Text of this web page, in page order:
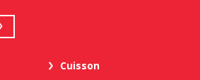
Cuisson